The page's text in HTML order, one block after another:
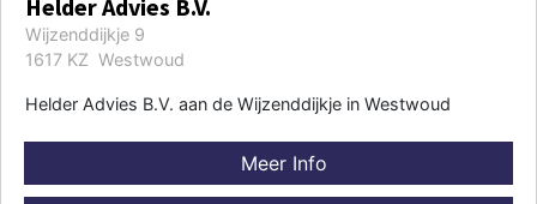
Helder Advies B.V.
Wijzenddijkje 9
1617 KZ Westwoud
Helder Advies B.V. aan de Wijzenddijkje in Westwoud
Meer Info